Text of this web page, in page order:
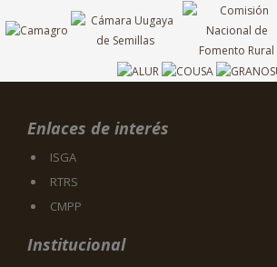
Enlaces de interés
ISGA
RTRS
CMPP
Institucional